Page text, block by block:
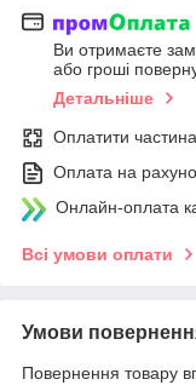
Ви отримаєте
або гроші
Детальніше
Оплатити
Оплата на
Онлайн-оплата
Всі умови оплати
Умови
Повернення товару